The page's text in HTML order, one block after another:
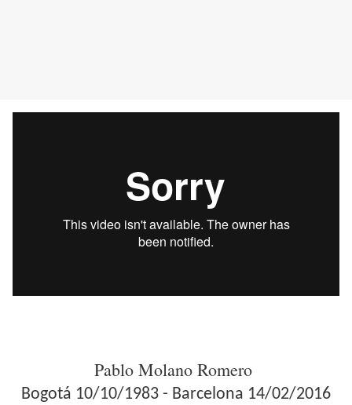
Pablo Molano Romero
Bogotá 10/10/1983 - Barcelona 14/02/2016